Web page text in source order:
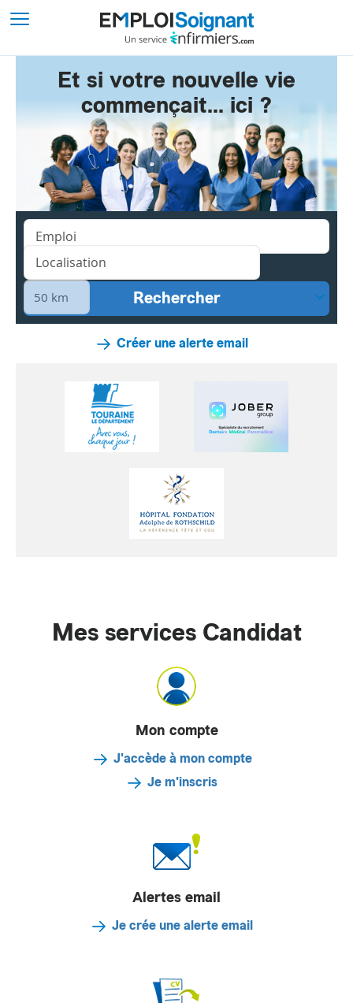
Et si votre nouvelle vie
commençait... ici ?
Créer une alerte email
Mes services Candidat
Mon compte
J'accède à mon compte
Je m'inscris
Alertes email
Je crée une alerte email